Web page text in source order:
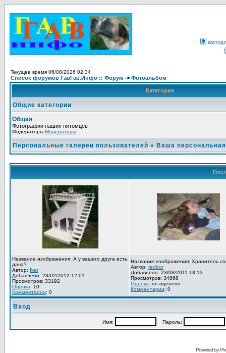
Текущее время 06/08/2026 02:34
Список форумов ГавГав.Инфо :: Форум -> Фотоальбом
Категория
Общие категории
Общая
Фотографии наших питомцев
Модераторы Модераторы
Персональные галереи пользователей » Ваша
Название изображения: А у вашего друга есть
дача?
Автор: Ikar
Добавлено: 23/02/2012 12:01
Просмотров: 33192
Оценка: 10
Комментарии: 0
Название изображения: Хранитель
Автор: redbor
Добавлено: 23/08/2011 13:13
Просмотров: 34868
Оценка: не оценено
Комментарии: 0
Вход
Имя: Пароль:
Powered by